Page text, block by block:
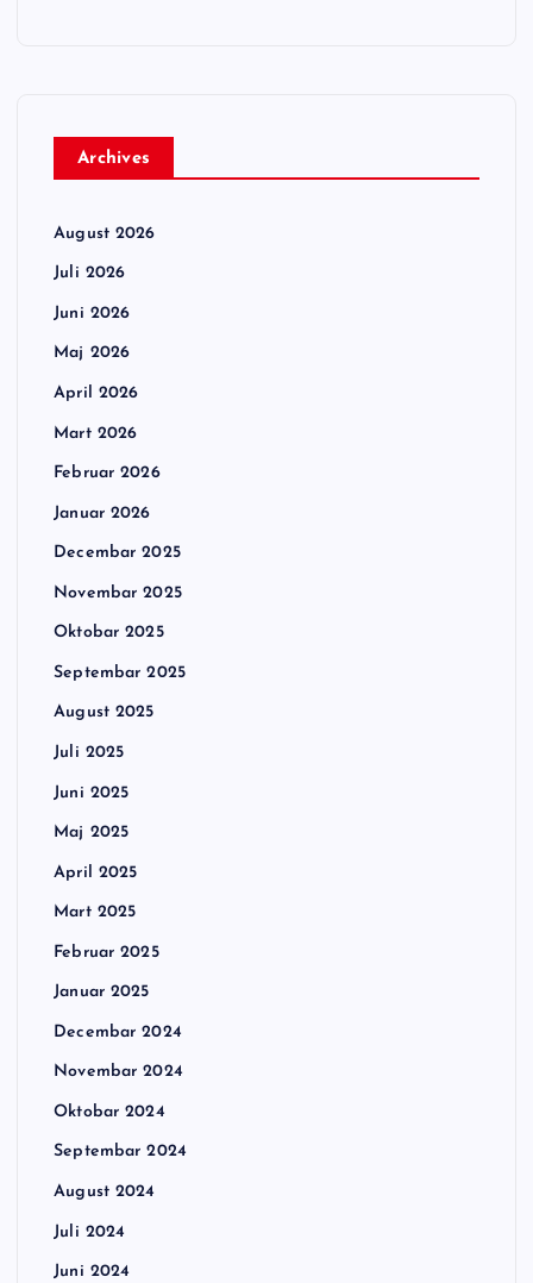
Archives
August 2026
Juli 2026
Juni 2026
Maj 2026
April 2026
Mart 2026
Februar 2026
Januar 2026
Decembar 2025
Novembar 2025
Oktobar 2025
Septembar 2025
August 2025
Juli 2025
Juni 2025
Maj 2025
April 2025
Mart 2025
Februar 2025
Januar 2025
Decembar 2024
Novembar 2024
Oktobar 2024
Septembar 2024
August 2024
Juli 2024
Juni 2024